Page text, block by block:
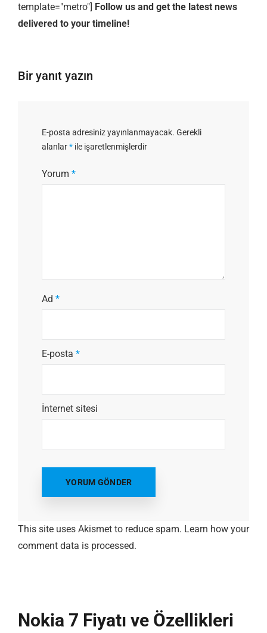
template="metro"] Follow us and get the latest news
delivered to your timeline!
Bir yanıt yazın
E-posta adresiniz yayınlanmayacak. Gerekli
alanlar* ile işaretlenmişlerdir
Yorum *
Ad *
E-posta *
İnternet sitesi
This site uses Akismet to reduce spam. Learn how your
comment data is processed.
Nokia 7 Fiyatı ve Özellikleri